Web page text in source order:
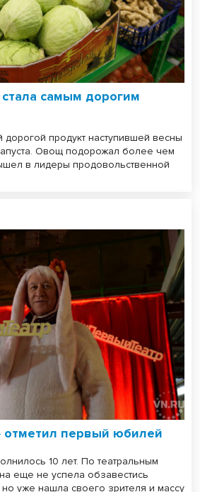
самым дорогим
дорогой продукт наступившей весны
Овощ подорожал более чем
в лидеры продовольственной
отметил первый юбилей
10 лет. По театральным
еще не успела обзавестись
уже нашла своего зрителя и массу